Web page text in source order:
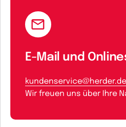
E-Mail und
kundenservice@herder.de
Wir freuen uns über Ihre